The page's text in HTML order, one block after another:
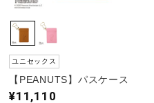
ユニセックス
【PEANUTS】パスケース
¥11,110